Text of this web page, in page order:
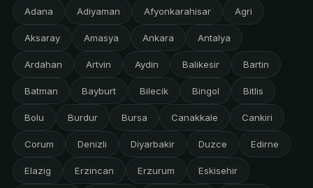
Adana Adiyaman Afyonkarahisar Agri
Aksaray Amasya Ankara Antalya
Ardahan Artvin Aydin Balikesir Bartin
Batman Bayburt Bilecik Bingol Bitlis
Bolu Burdur Bursa Canakkale Cankiri
Corum Denizli Diyarbakir Duzce Edirne
Elazig Erzincan Erzurum Eskisehir